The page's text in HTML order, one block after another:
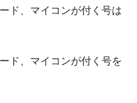
ド、マイコンが付く号は
ド、マイコンが付く号を